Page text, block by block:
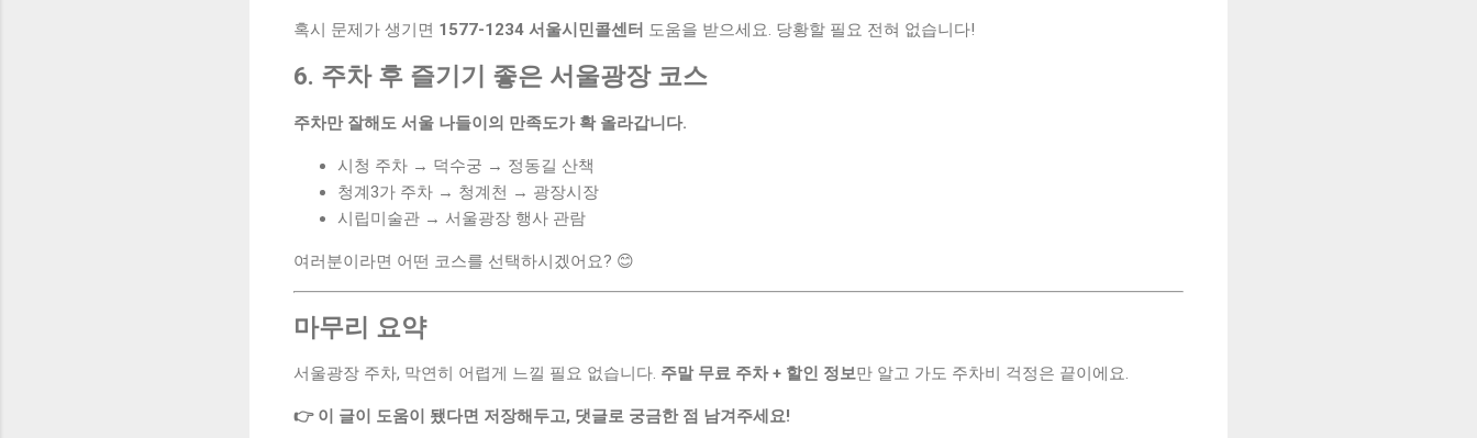
혹시 문제가 생기면 1577-1234 서울시민콜센터 도움을 받으세요. 당황할 필요 전혀 없습니다!
6. 주차 후 즐기기 좋은 서울광장 코스
주차만 잘해도 서울 나들이의 만족도가 확 올라갑니다.
시청 주차 → 덕수궁 → 정동길 산책
청계3가 주차 → 청계천 → 광장시장
시립미술관 → 서울광장 행사 관람
여러분이라면 어떤 코스를 선택하시겠어요? 😊
마무리 요약
서울광장 주차, 막연히 어렵게 느낄 필요 없습니다. 주말 무료 주차 + 할인 정보만 알고 가도 주차비 걱정은 끝이에요.
👉 이 글이 도움이 됐다면 저장해두고, 댓글로 궁금한 점 남겨주세요!